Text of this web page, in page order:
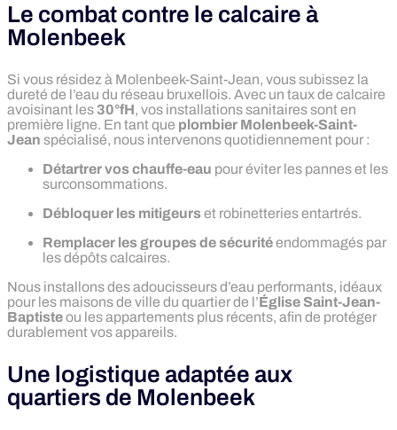
Le combat contre le calcaire à
Molenbeek
Si vous résidez à Molenbeek-Saint-Jean, vous subissez la
dureté de l’eau du réseau bruxellois. Avec un taux de calcaire
avoisinant les30°fH, vos installations sanitaires sont en
première ligne. En tant que plombier Molenbeek-Saint-
Jean spécialisé, nous intervenons quotidiennement pour :
Détartrer vos chauffe-eau pour éviter les pannes et les
surconsommations.
Débloquer les mitigeurset robinetteries entartrés.
Remplacer les groupes de sécuritéendommagés par
les dépôts calcaires.
Nous installons des adoucisseurs d’eau performants, idéaux
pour les maisons de ville du quartier de l’Église Saint-Jean-
Baptisteou les appartements plus récents, afin de protéger
durablement vos appareils.
Une logistique adaptée aux
quartiers de Molenbeek